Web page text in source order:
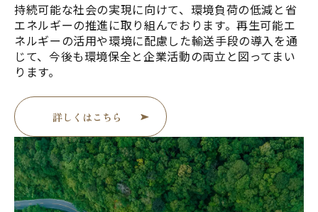
持続可能な社会の実現に向けて、環境負荷の低減と省
エネルギーの推進に取り組んでおります。再生可能エ
ネルギーの活用や環境に配慮した輸送手段の導入を通
じて、今後も環境保全と企業活動の両立と図ってまい
ります。
詳しくはこちら